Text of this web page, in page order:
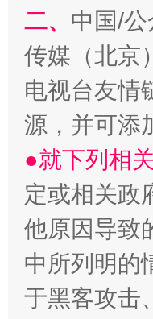
“刷贴”乱
揭批美国五
二、 中国/
传媒（北京
电视台友情
源，并可添
●就下列相
定或相关政
他原因导致
中所列明的
于黑客攻击